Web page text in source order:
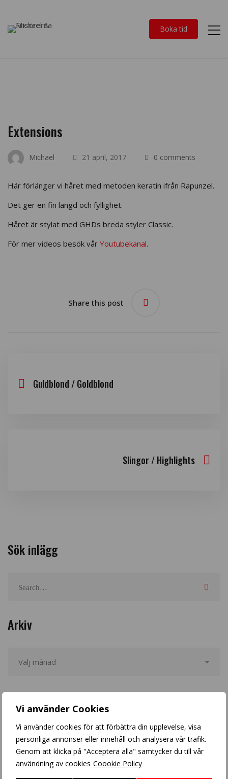
Vi använder Cookies
Vi använder cookies för att förbättra din upplevelse, visa
personliga annonser eller innehåll och analysera vår trafik.
Genom att klicka på "Acceptera alla" samtycker du till vår
användning av cookies Coookie Policy
Boka tid
Extensions
Michael 21 april, 2017 0 comments
Här förlänger vi håret med metoden keratin ifrån Rapunzel.
Det ger en fin längd och fyllighet.
Håret är stylat med GHDs breda styler Classic.
För mer videos besök vår Youtubekanal.
Share this post
Guldblond / Goldblond
Slingor / Highlights
Sök inlägg
Arkiv
Blonde balayage
Crazy Color